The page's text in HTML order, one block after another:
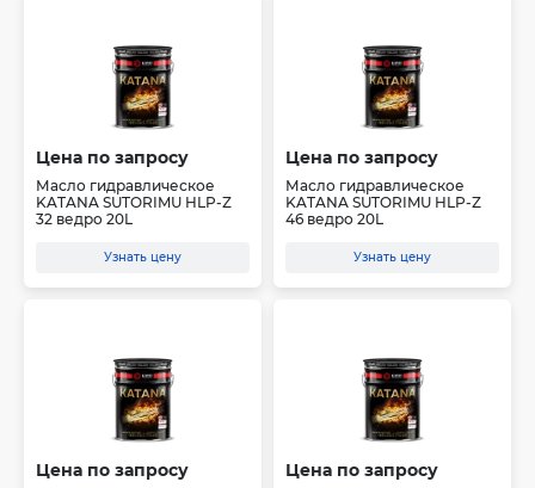
Цена по запросу
Масло гидравлическое
KATANA SUTORIMU HLP-Z
32 ведро 20L
Узнать цену
Цена по запросу
Масло гидравлическое
KATANA SUTORIMU HLP-Z
46 ведро 20L
Узнать цену
Цена по запросу Цена по запросу